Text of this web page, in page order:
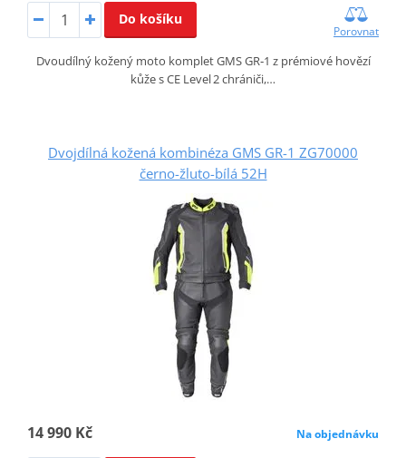
Do košíku
Porovnat
Dvoudílný kožený moto komplet GMS GR‑1 z prémiové hovězí
kůže s CE Level 2 chrániči,…
Dvojdílná kožená kombinéza GMS GR-1 ZG70000
černo-žluto-bílá 52H
14 990 Kč Na objednávku